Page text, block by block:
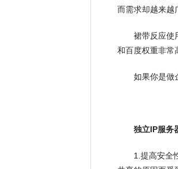
而需求却越来越
裙带反应使用
和百度权重非常
如果你是做企
独立IP服务
1.提高安全性